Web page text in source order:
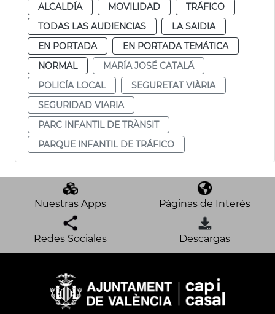
ALCALDÍA MOVILIDAD
TRÁFICO
TODAS LAS AUDIENCIAS
LA SAIDIA
EN PORTADA
EN PORTADA TEMÁTICA
NORMAL
MARÍA JOSÉ CATALÁ
POLICÍA LOCAL
SEGURETAT VIÀRIA
SEGURIDAD VIARIA
PARC INFANTIL DE TRÀNSIT
PARQUE INFANTIL DE TRÁFICO
Nuestras Apps Páginas de Interés
Redes Sociales Descargas